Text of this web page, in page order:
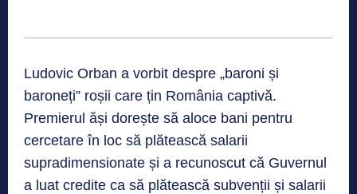
Ludovic Orban a vorbit despre „baroni și
baroneți” roșii care țin România captivă.
Premierul ăși dorește să aloce bani pentru
cercetare în loc să plătească salarii
supradimensionate și a recunoscut că Guvernul
a luat credite ca să plătească subvenții și salarii